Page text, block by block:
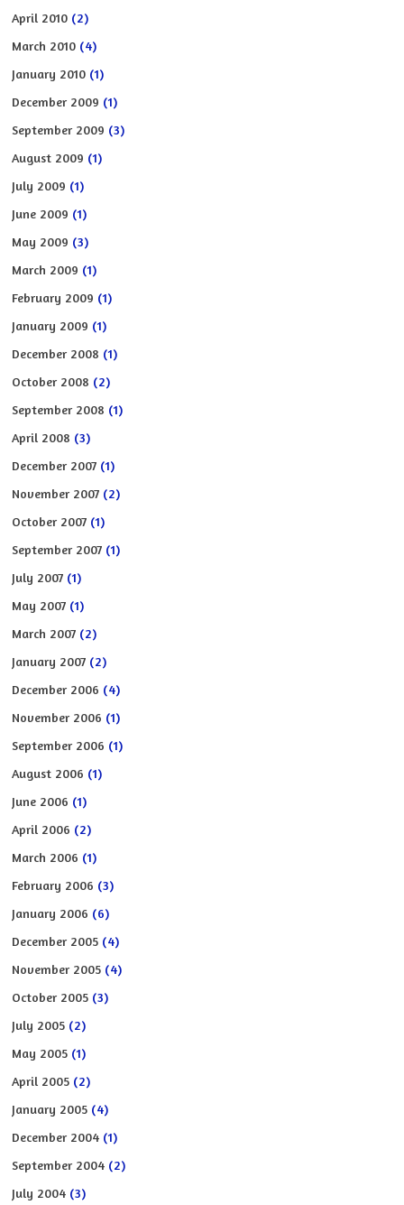
April 2010 (2)
March 2010 (4)
January 2010 (1)
December 2009 (1)
September 2009 (3)
August 2009 (1)
July 2009 (1)
June 2009 (1)
May 2009 (3)
March 2009 (1)
February 2009 (1)
January 2009 (1)
December 2008 (1)
October 2008 (2)
September 2008 (1)
April 2008 (3)
December 2007 (1)
November 2007 (2)
October 2007 (1)
September 2007 (1)
July 2007 (1)
May 2007 (1)
March 2007 (2)
January 2007 (2)
December 2006 (4)
November 2006 (1)
September 2006 (1)
August 2006 (1)
June 2006 (1)
April 2006 (2)
March 2006 (1)
February 2006 (3)
January 2006 (6)
December 2005 (4)
November 2005 (4)
October 2005 (3)
July 2005 (2)
May 2005 (1)
April 2005 (2)
January 2005 (4)
December 2004 (1)
September 2004 (2)
July 2004 (3)